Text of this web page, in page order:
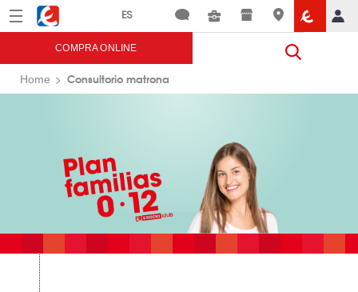
Menú Eroski
COMPRA ONLINE
Home Consultorio matrona